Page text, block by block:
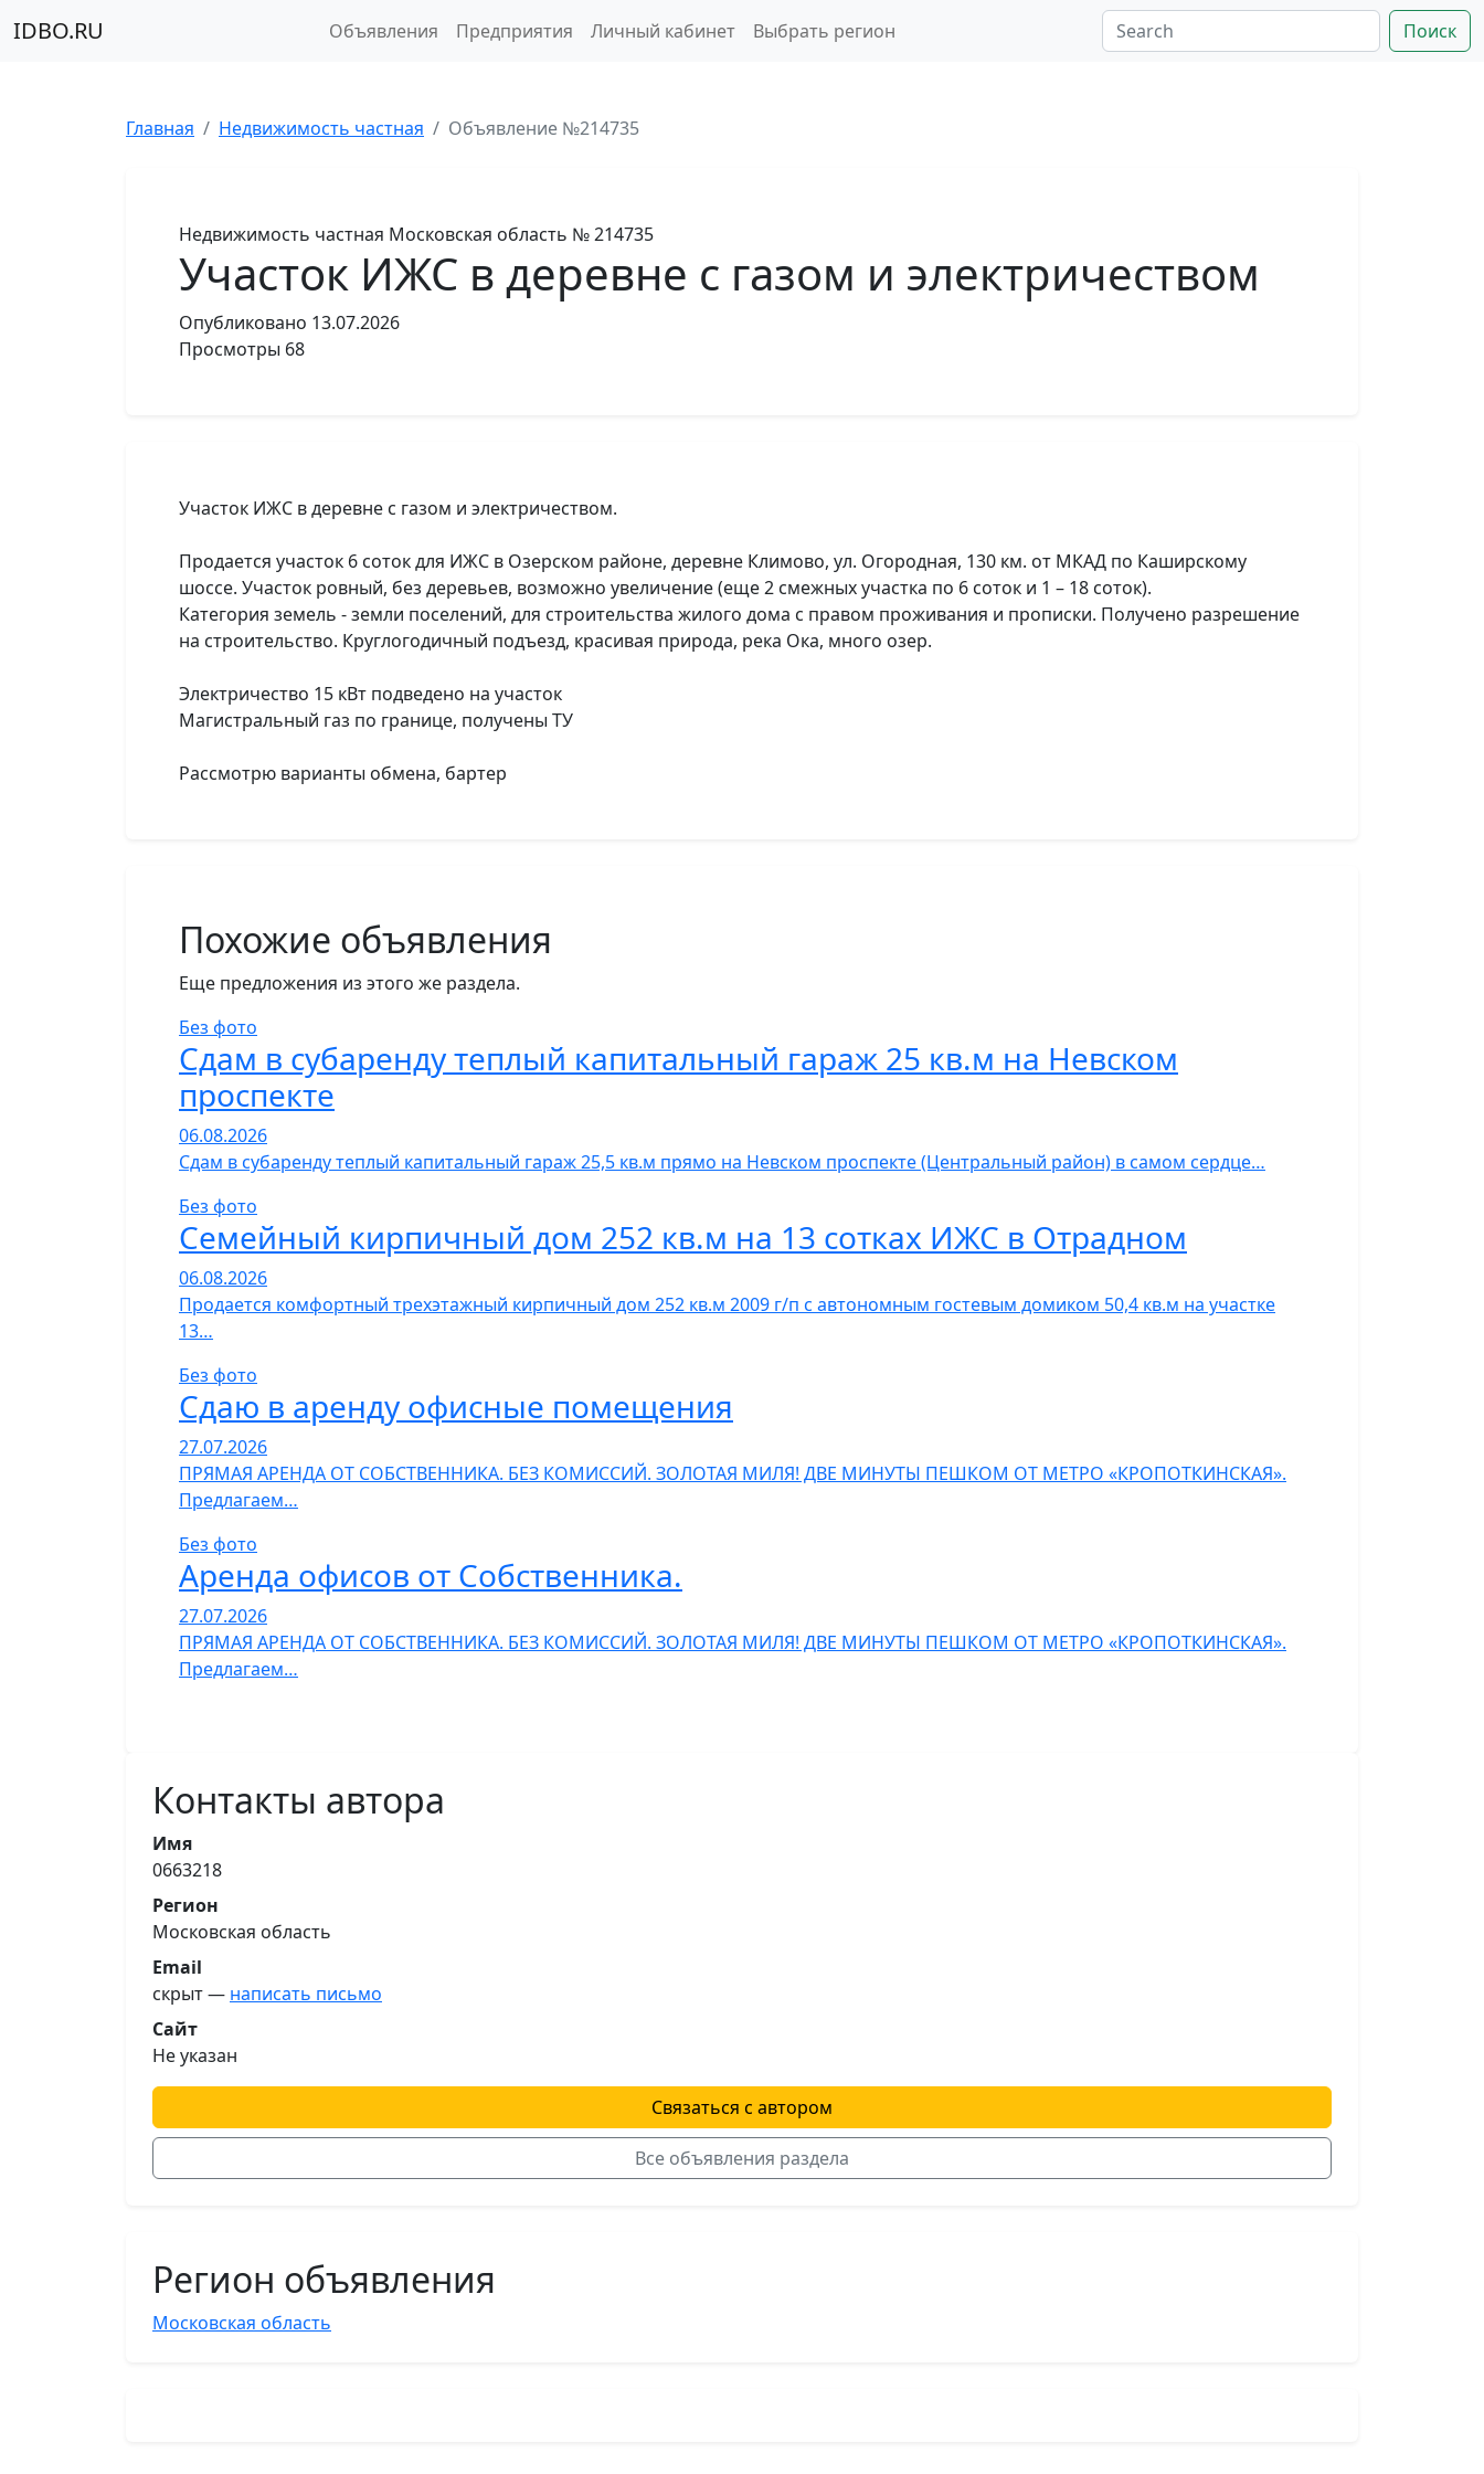
IDBO.RU Объявления Предприятия Личный кабинет Выбрать регион Поиск
Главная Недвижимость частная Объявление №214735
Недвижимость частная Московская область № 214735
Участок ИЖС в деревне с газом и электричеством
Опубликовано 13.07.2026
Просмотры 68
Участок ИЖС в деревне с газом и электричеством.
Продается участок 6 соток для ИЖС в Озерском районе, деревне Климово, ул. Огородная, 130 км. от МКАД по Каширскому
шоссе. Участок ровный, без деревьев, возможно увеличение (еще 2 смежных участка по 6 соток и 1 – 18 соток).
Категория земель - земли поселений, для строительства жилого дома с правом проживания и прописки. Получено разрешение
на строительство. Круглогодичный подъезд, красивая природа, река Ока, много озер.
Электричество 15 кВт подведено на участок
Магистральный газ по границе, получены ТУ
Рассмотрю варианты обмена, бартер
Похожие объявления
Еще предложения из этого же раздела.
Без фото
Сдам в субаренду теплый капитальный гараж 25 кв.м на Невском
проспекте
06.08.2026
Сдам в субаренду теплый капитальный гараж 25,5 кв.м прямо на Невском проспекте (Центральный район) в самом сердце…
Без фото
Семейный кирпичный дом 252 кв.м на 13 сотках ИЖС в Отрадном
06.08.2026
Продается комфортный трехэтажный кирпичный дом 252 кв.м 2009 г/п с автономным гостевым домиком 50,4 кв.м на участке
13…
Без фото
Сдаю в аренду офисные помещения
27.07.2026
ПРЯМАЯ АРЕНДА ОТ СОБСТВЕННИКА. БЕЗ КОМИССИЙ. ЗОЛОТАЯ МИЛЯ! ДВЕ МИНУТЫ ПЕШКОМ ОТ МЕТРО «КРОПОТКИНСКАЯ».
Предлагаем…
Без фото
Аренда офисов от Собственника.
27.07.2026
ПРЯМАЯ АРЕНДА ОТ СОБСТВЕННИКА. БЕЗ КОМИССИЙ. ЗОЛОТАЯ МИЛЯ! ДВЕ МИНУТЫ ПЕШКОМ ОТ МЕТРО «КРОПОТКИНСКАЯ».
Предлагаем…
Контакты автора
Имя
0663218
Регион
Московская область
Email
скрыт — написать письмо
Сайт
Не указан
Связаться с автором
Все объявления раздела
Регион объявления
Московская область